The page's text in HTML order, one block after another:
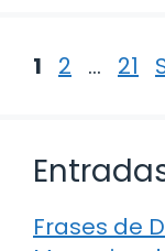
Página
1 Página
2 … 21
Frases de